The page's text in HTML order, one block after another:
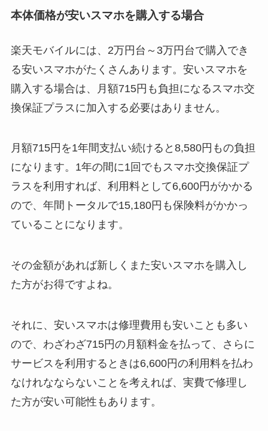
本体価格が安いスマホを購入する場合
楽天モバイルには、2万円台～3万円台で購入でき
る安いスマホがたくさんあります。安いスマホを
購入する場合は、月額715円も負担になるスマホ交
換保証プラスに加入する必要はありません。
月額715円を1年間支払い続けると8,580円もの負担
になります。1年の間に1回でもスマホ交換保証プ
ラスを利用すれば、利用料として6,600円がかかる
ので、年間トータルで15,180円も保険料がかかっ
ていることになります。
その金額があれば新しくまた安いスマホを購入し
た方がお得ですよね。
それに、安いスマホは修理費用も安いことも多い
ので、わざわざ715円の月額料金を払って、さらに
サービスを利用するときは6,600円の利用料を払わ
なけれなならないことを考えれば、実費で修理し
た方が安い可能性もあります。